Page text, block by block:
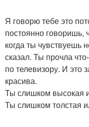
Я говорю тебе это
постоянно говоришь,
когда ты чувствуешь
сказал. Ты прочла
по телевизору. И это
красива.
Ты слишком высокая
Ты слишком толстая